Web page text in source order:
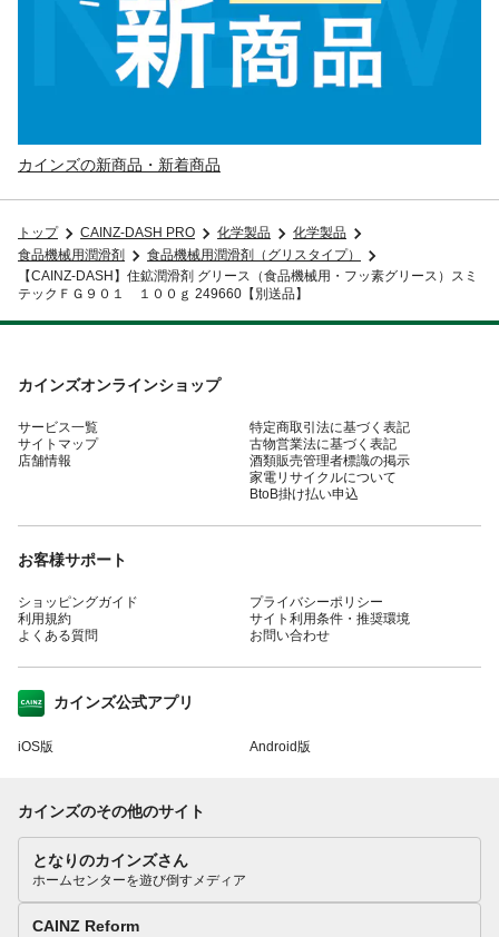
カインズの新商品・新着商品
トップ CAINZ-DASH PRO 化学製品
化学製品
食品機械用潤滑剤
食品機械用潤滑剤（グリスタイプ）
【CAINZ-DASH】住鉱潤滑剤 グリース（食品機械用・フッ素グリース）スミ
テックＦＧ９０１ １００ｇ 249660【別送品】
カインズオンラインショップ
サービス一覧
サイトマップ
店舗情報
特定商取引法に基づく表記
古物営業法に基づく表記
酒類販売管理者標識の掲示
家電リサイクルについて
BtoB掛け払い申込
お客様サポート
ショッピングガイド
利用規約
よくある質問
プライバシーポリシー
サイト利用条件・推奨環境
お問い合わせ
カインズ公式アプリ
iOS版 Android版
カインズのその他のサイト
となりのカインズさん
ホームセンターを遊び倒すメディア
CAINZ Reform